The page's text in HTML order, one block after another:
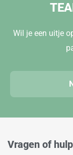
Wil je een uitje
Vragen of